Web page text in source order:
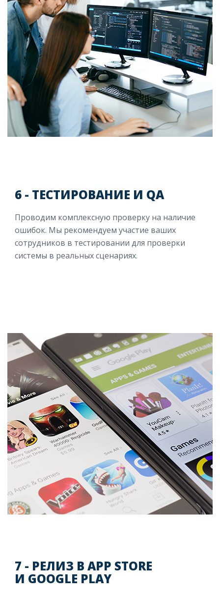
6 - ТЕСТИРОВАНИЕ И QA
Проводим комплексную проверку на наличие
ошибок. Мы рекомендуем участие ваших
сотрудников в тестировании для проверки
системы в реальных сценариях.
7 - РЕЛИЗ В APP STORE
И GOOGLE PLAY